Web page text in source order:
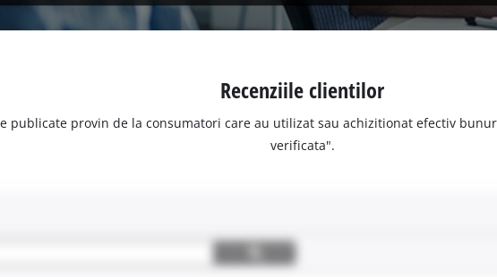
Recenziile clientilor
publicate provin de la consumatori care au utilizat sau achizitionat efectiv
verificata".